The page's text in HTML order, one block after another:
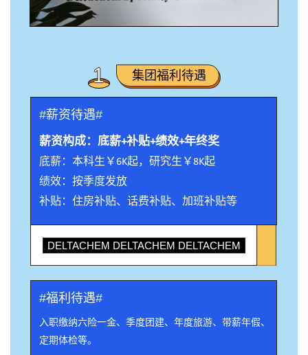
1 集团福利待遇
#薪资待遇#
薪资构成：底薪+补贴+绩效+年终奖
底薪：本科生￥6K起，研究生￥8K起
绩效：按季度发放
补贴：住房补贴、话费补贴、加班补贴等
DELTACHEM DELTACHEM DELTACHEM
#福利待遇#
入职缴纳六险一金、季度团建、年度旅游、带薪年假、
定期体检等。